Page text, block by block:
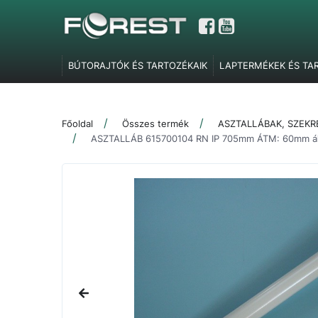
BÚTORAJTÓK ÉS TARTOZÉKAIK LAPTERMÉKEK ÉS
GARDRÓBELEMEK, POLCTARTÓK ÉS SZOBAI
SZERELVÉNYEK
IRODABÚTOR TARTOZÉKOK
Főoldal Összes termék ASZTALLÁBAK,
ASZTALLÁB 615700104 RN IP 705mm ÁTM: 60mm